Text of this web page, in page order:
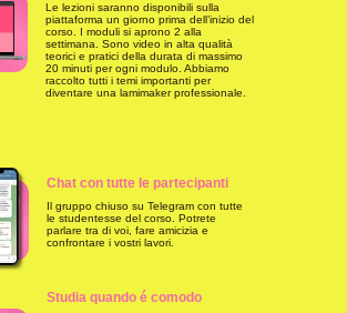
Studia quando é comodo
Chat con tutte le partecipanti
Il gruppo chiuso su Telegram con tutte
le studentesse del corso. Potrete
parlare tra di voi, fare amicizia e
confrontare i vostri lavori.
Le lezioni saranno disponibili sulla
piattaforma un giorno prima dell’inizio del
corso. I moduli si aprono 2 alla
settimana. Sono video in alta qualità
teorici e pratici della durata di massimo
20 minuti per ogni modulo. Abbiamo
raccolto tutti i temi importanti per
diventare una lamimaker professionale.